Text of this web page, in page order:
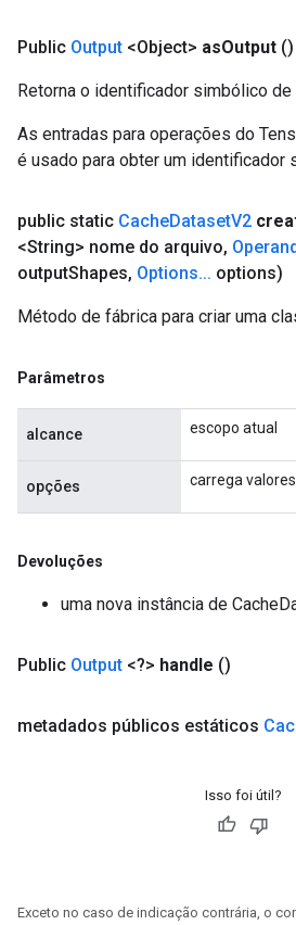
Public Output <Object> asOutput ()
Retorna o identificador simbólico de
As entradas para operações do
é usado para obter um identificador
public static CacheDatasetV2
<String> nome do arquivo,
outputShapes, Options... options)
Método de fábrica para criar uma
Parâmetros
alcance escopo atual
opções carrega
Devoluções
uma nova instância de
Public Output <?> handle ()
metadados públicos estáticos
Isso foi útil?
Exceto no caso de indicação contrária, o